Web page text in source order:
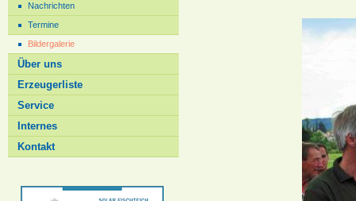
Nachrichten
Termine
Bildergalerie
Über uns
Erzeugerliste
Service
Internes
Kontakt